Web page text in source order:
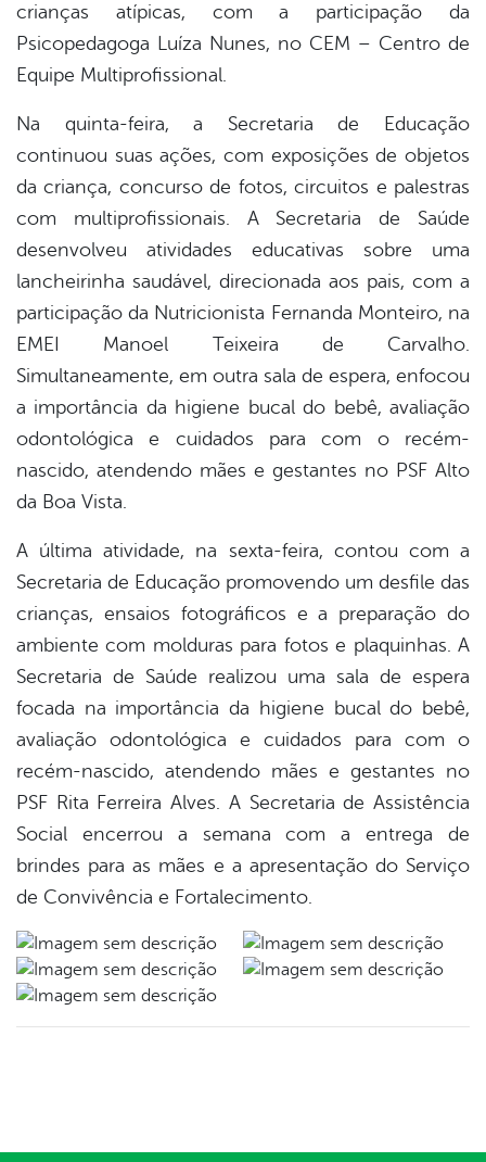
crianças atípicas, com a participação da
Psicopedagoga Luíza Nunes, no CEM – Centro de
Equipe Multiprofissional.
Na quinta-feira, a Secretaria de Educação
continuou suas ações, com exposições de objetos
da criança, concurso de fotos, circuitos e palestras
com multiprofissionais. A Secretaria de Saúde
desenvolveu atividades educativas sobre uma
lancheirinha saudável, direcionada aos pais, com a
participação da Nutricionista Fernanda Monteiro, na
EMEI Manoel Teixeira de Carvalho.
Simultaneamente, em outra sala de espera, enfocou
a importância da higiene bucal do bebê, avaliação
odontológica e cuidados para com o recém-
nascido, atendendo mães e gestantes no PSF Alto
da Boa Vista.
A última atividade, na sexta-feira, contou com a
Secretaria de Educação promovendo um desfile das
crianças, ensaios fotográficos e a preparação do
ambiente com molduras para fotos e plaquinhas. A
Secretaria de Saúde realizou uma sala de espera
focada na importância da higiene bucal do bebê,
avaliação odontológica e cuidados para com o
recém-nascido, atendendo mães e gestantes no
PSF Rita Ferreira Alves. A Secretaria de Assistência
Social encerrou a semana com a entrega de
brindes para as mães e a apresentação do Serviço
de Convivência e Fortalecimento.